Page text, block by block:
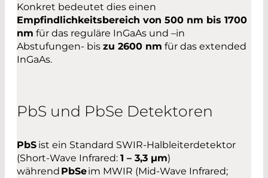
Konkret bedeutet dies einen
Empfindlichkeitsbereich von 500 nm bis 1700
nm für das reguläre InGaAs und –in
Abstufungen- bis zu 2600 nm für das extended
InGaAs.
PbS und PbSe Detektoren
PbS ist ein Standard SWIR-Halbleiterdetektor
(Short-Wave Infrared: 1 – 3,3 µm)
während PbSeim MWIR (Mid-Wave Infrared;